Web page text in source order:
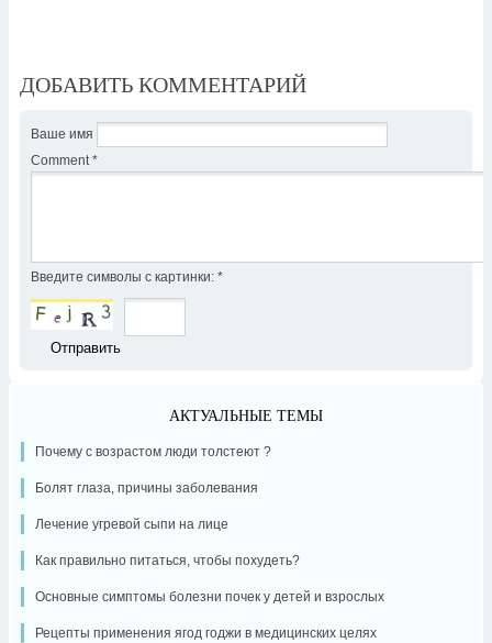
ДОБАВИТЬ КОММЕНТАРИЙ
Ваше имя
Comment *
Введите символы с картинки: *
АКТУАЛЬНЫЕ ТЕМЫ
Почему с возрастом люди толстеют ?
Болят глаза, причины заболевания
Лечение угревой сыпи на лице
Как правильно питаться, чтобы похудеть?
Основные симптомы болезни почек у детей и взрослых
Рецепты применения ягод годжи в медицинских целях